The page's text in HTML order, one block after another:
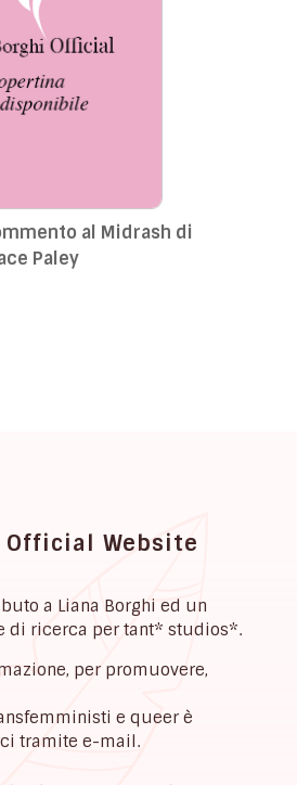
al Midrash di
Paley
Official Website
a Liana Borghi ed un
di ricerca per tant* studios*.
per promuovere,
e queer è
tramite e-mail.